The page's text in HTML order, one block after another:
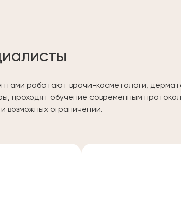
работают врачи-косметологи,
проходят обучение современным
возможных ограничений.